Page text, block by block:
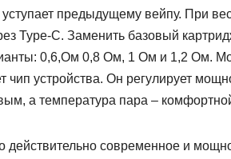
предыдущему вейпу. При
Type-C. Заменить базовый
0,6,Ом 0,8 Ом, 1 Ом и 1,2 Ом.
чип устройства. Он регулирует
а температура пара –
действительно современное и